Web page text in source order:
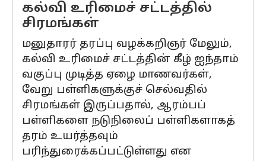
கல்வி உரிமைச் சட்டத்தில்
சிரமங்கள்
மனுதாரர் தரப்பு வழக்கறிஞர் மேலும்,
கல்வி உரிமைச் சட்டத்தின் கீழ் ஐந்தாம்
வகுப்பு முடித்த ஏழை மாணவர்கள்,
வேறு பள்ளிகளுக்குச் செல்வதில்
சிரமங்கள் இருப்பதால், ஆரம்பப்
பள்ளிகளை நடுநிலைப் பள்ளிகளாகத்
தரம் உயர்த்தவும்
பரிந்துரைக்கப்பட்டுள்ளது என